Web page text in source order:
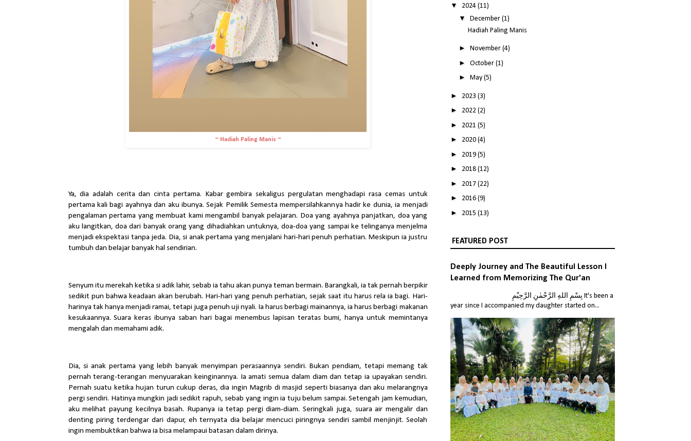
~ Hadiah Paling Manis ~
Ya, dia adalah cerita dan cinta pertama. Kabar gembira sekaligus pergulatan menghadapi rasa cemas untuk
pertama kali bagi ayahnya dan aku ibunya. Sejak Pemilik Semesta mempersilahkannya hadir ke dunia, ia menjadi
pengalaman pertama yang membuat kami mengambil banyak pelajaran. Doa yang ayahnya panjatkan, doa yang
aku langitkan, doa dari banyak orang yang dihadiahkan untuknya, doa-doa yang sampai ke telinganya menjelma
menjadi ekspektasi tanpa jeda. Dia, si anak pertama yang menjalani hari-hari penuh perhatian. Meskipun ia justru
tumbuh dan belajar banyak hal sendirian.
Senyum itu merekah ketika si adik lahir, sebab ia tahu akan punya teman bermain. Barangkali, ia tak pernah berpikir
sedikit pun bahwa keadaan akan berubah. Hari-hari yang penuh perhatian, sejak saat itu harus rela ia bagi. Hari-
harinya tak hanya menjadi ramai, tetapi juga penuh uji nyali. Ia harus berbagi mainannya, ia harus berbagi makanan
kesukaannya. Suara keras ibunya saban hari bagai menembus lapisan teratas bumi, hanya untuk memintanya
mengalah dan memahami adik.
Dia, si anak pertama yang lebih banyak menyimpan perasaannya sendiri. Bukan pendiam, tetapi memang tak
pernah terang-terangan menyuarakan keinginannya. Ia amati semua dalam diam dan tetap ia upayakan sendiri.
Pernah suatu ketika hujan turun cukup deras, dia ingin Magrib di masjid seperti biasanya dan aku melarangnya
pergi sendiri. Hatinya mungkin jadi sedikit rapuh, sebab yang ingin ia tuju belum sampai. Setengah jam kemudian,
aku melihat payung kecilnya basah. Rupanya ia tetap pergi diam-diam. Seringkali juga, suara air mengalir dan
denting piring terdengar dari dapur, eh ternyata dia belajar mencuci piringnya sendiri sambil menjinjit. Seolah
ingin membuktikan bahwa ia bisa melampaui batasan dalam dirinya.
▼ 2024 (11)
▼December(1)
Hadiah Paling Manis
►November(4)
►October(1)
►May(5)
► 2023 (3)
► 2022 (2)
► 2021 (5)
► 2020 (4)
► 2019 (5)
► 2018 (12)
► 2017 (22)
► 2016 (9)
► 2015 (13)
FEATURED POST
Deeply Journey and The Beautiful Lesson I
Learned from Memorizing The Qur'an
year since I accompanied my daughter started on...